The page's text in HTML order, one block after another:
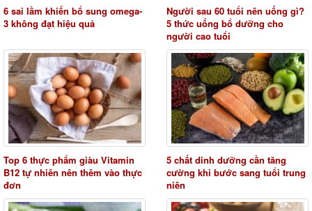
6 sai lầm khiến bổ sung omega-
3 không đạt hiệu quả
Người sau 60 tuổi nên uống gì?
5 thức uống bổ dưỡng cho
người cao tuổi
Top 6 thực phẩm giàu Vitamin
B12 tự nhiên nên thêm vào thực
đơn
5 chất dinh dưỡng cần tăng
cường khi bước sang tuổi trung
niên